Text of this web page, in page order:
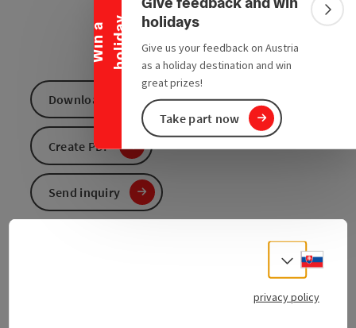
W
i
n
a
h
o
l
i
d
a y
holidays
Give us your feedback on Austria
as a holiday destination and win
great prizes!
Take part now
Route: Reichenau - Ramberg - Dreieggwald -
Download GPS data
Create PDF
Send inquiry
Select
privacy policy